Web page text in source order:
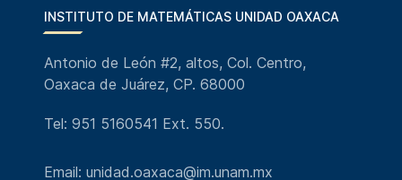
INSTITUTO DE MATEMÁTICAS UNIDAD OAXACA
Antonio de León #2, altos, Col. Centro,
Oaxaca de Juárez, CP. 68000
Tel: 951 5160541 Ext. 550.
Email: unidad.oaxaca@im.unam.mx